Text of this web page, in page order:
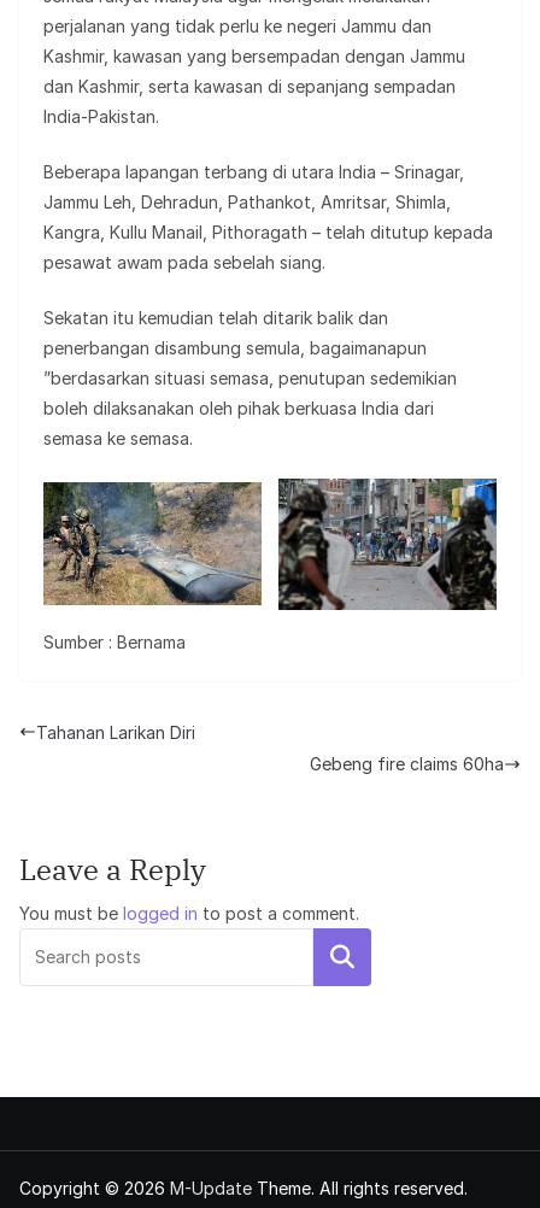
perjalanan yang tidak perlu ke negeri Jammu dan
Kashmir, kawasan yang bersempadan dengan Jammu
dan Kashmir, serta kawasan di sepanjang sempadan
India-Pakistan.
Beberapa lapangan terbang di utara India – Srinagar,
Jammu Leh, Dehradun, Pathankot, Amritsar, Shimla,
Kangra, Kullu Manail, Pithoragath – telah ditutup kepada
pesawat awam pada sebelah siang.
Sekatan itu kemudian telah ditarik balik dan
penerbangan disambung semula, bagaimanapun
”berdasarkan situasi semasa, penutupan sedemikian
boleh dilaksanakan oleh pihak berkuasa India dari
semasa ke semasa.
Sumber : Bernama
Tahanan Larikan Diri
Gebeng fire claims 60ha
Leave a Reply
You must be logged in to post a comment.
Search
Copyright © 2026 M-Update Theme. All rights reserved.